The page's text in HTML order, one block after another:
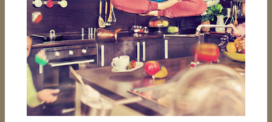
Sinn nach einem Tapetenwechsel steht
– vielleicht solltest du mehr Holzboden
in deine Wohnung bringen?
MEHR ERFAHREN